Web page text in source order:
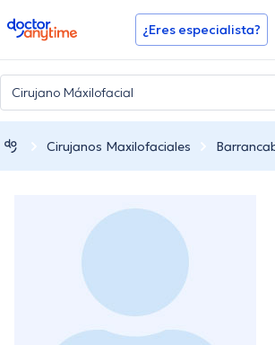
doctoranytime ¿Eres especialista?
Cirujanos Maxilofaciales